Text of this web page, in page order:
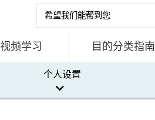
视频学习 目的分类指南
个人设置